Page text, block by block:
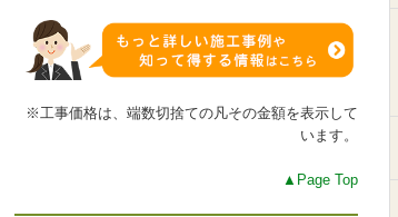
※工事価格は、端数切捨ての凡その金額を表示して
います。
▲Page Top